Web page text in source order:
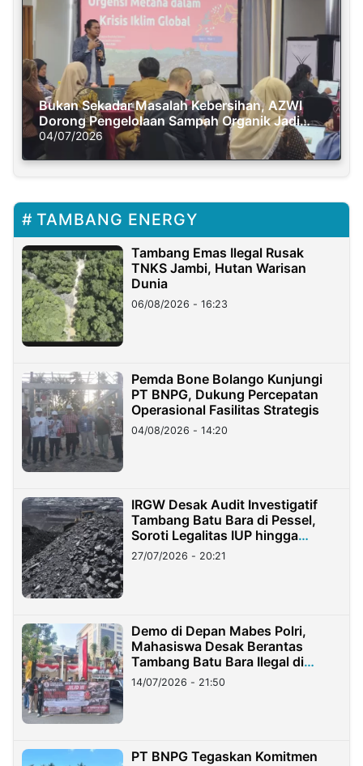
Bukan Sekadar Masalah Kebersihan, AZWI
Dorong Pengelolaan Sampah Organik Jadi
Solusi Krisis Iklim
04/07/2026
TAMBANG ENERGY
Tambang Emas Ilegal Rusak
TNKS Jambi, Hutan Warisan
Dunia
06/08/2026 - 16:23
Pemda Bone Bolango Kunjungi
PT BNPG, Dukung Percepatan
Operasional Fasilitas Strategis
04/08/2026 - 14:20
IRGW Desak Audit Investigatif
Tambang Batu Bara di Pessel,
Soroti Legalitas IUP hingga
Stockpile
27/07/2026 - 20:21
Demo di Depan Mabes Polri,
Mahasiswa Desak Berantas
Tambang Batu Bara Ilegal di
Lampung
14/07/2026 - 21:50
PT BNPG Tegaskan Komitmen